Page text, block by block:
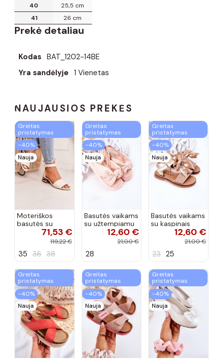
40
25,5 cm
41
26 cm
Prekė detaliau
Kodas BAT_1202-14BE
Yra sandėlyje 1 Vienetas
NAUJAUSIOS PREKĖS
Greitas
pristatymas
−40%
Nauja
Moteriškos
basutės su
aukso spalvos
kulniukais Laura
spalvos
71,53 €
119,22 €
35 36 38
Greitas
pristatymas
−40%
Nauja
Basutės vaikams
su užtempiamu
užsegimu
rožinės spalvos
12,60 €
21,00 €
28
Greitas
pristatymas
−40%
Nauja
Basutės vaikams
su kaspinais
aukso spalvos
12,60 €
21,00 €
23 25
Greitas
pristatymas
−40%
Nauja
Greitas
pristatymas
−40%
Nauja
Greitas
pristatymas
−40%
Nauja